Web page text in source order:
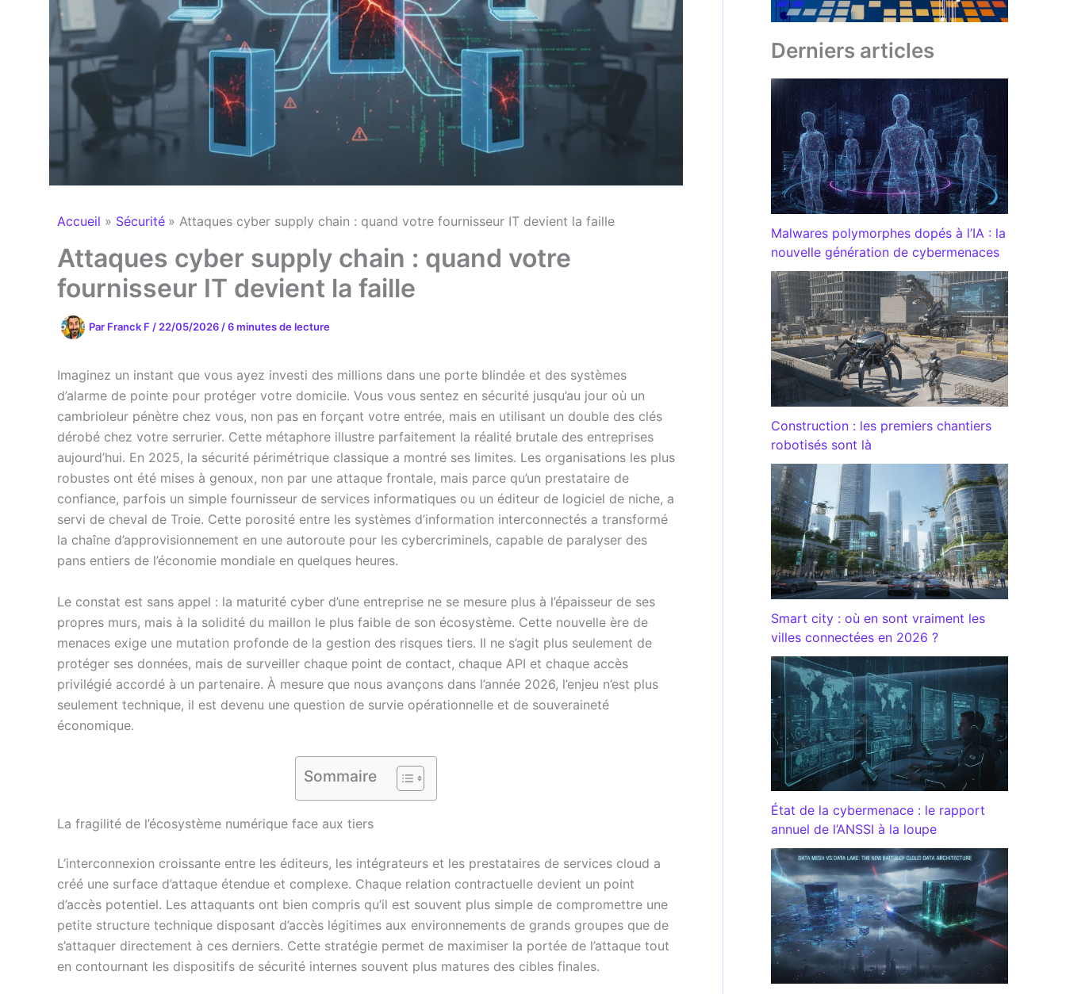
Accueil Sécurité Attaques cyber supply chain : quand votre fournisseur IT devient la faille
Attaques cyber supply chain : quand votre
fournisseur IT devient la faille
Par Franck F / 22/05/2026 /6 minutes de lecture
Imaginez un instant que vous ayez investi des millions dans une porte blindée et des systèmes
d’alarme de pointe pour protéger votre domicile. Vous vous sentez en sécurité jusqu’au jour où un
cambrioleur pénètre chez vous, non pas en forçant votre entrée, mais en utilisant un double des clés
dérobé chez votre serrurier. Cette métaphore illustre parfaitement la réalité brutale des entreprises
aujourd’hui. En 2025, la sécurité périmétrique classique a montré ses limites. Les organisations les plus
robustes ont été mises à genoux, non par une attaque frontale, mais parce qu’un prestataire de
confiance, parfois un simple fournisseur de services informatiques ou un éditeur de logiciel de niche, a
servi de cheval de Troie. Cette porosité entre les systèmes d’information interconnectés a transformé
la chaîne d’approvisionnement en une autoroute pour les cybercriminels, capable de paralyser des
pans entiers de l’économie mondiale en quelques heures.
Le constat est sans appel : la maturité cyber d’une entreprise ne se mesure plus à l’épaisseur de ses
propres murs, mais à la solidité du maillon le plus faible de son écosystème. Cette nouvelle ère de
menaces exige une mutation profonde de la gestion des risques tiers. Il ne s’agit plus seulement de
protéger ses données, mais de surveiller chaque point de contact, chaque API et chaque accès
privilégié accordé à un partenaire. À mesure que nous avançons dans l’année 2026, l’enjeu n’est plus
seulement technique, il est devenu une question de survie opérationnelle et de souveraineté
économique.
Sommaire
La fragilité de l’écosystème numérique face aux tiers
L’interconnexion croissante entre les éditeurs, les intégrateurs et les prestataires de services cloud a
créé une surface d’attaque étendue et complexe. Chaque relation contractuelle devient un point
d’accès potentiel. Les attaquants ont bien compris qu’il est souvent plus simple de compromettre une
petite structure technique disposant d’accès légitimes aux environnements de grands groupes que de
s’attaquer directement à ces derniers. Cette stratégie permet de maximiser la portée de l’attaque tout
en contournant les dispositifs de sécurité internes souvent plus matures des cibles finales.
Derniers articles
Malwares polymorphes dopés à l’IA : la
nouvelle génération de cybermenaces
Construction : les premiers chantiers
robotisés sont là
Smart city : où en sont vraiment les
villes connectées en 2026 ?
État de la cybermenace : le rapport
annuel de l’ANSSI à la loupe